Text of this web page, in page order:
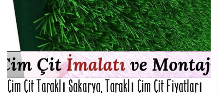
Çim Çit Taraklı Sakarya, Taraklı Çim Çit Fiyatları